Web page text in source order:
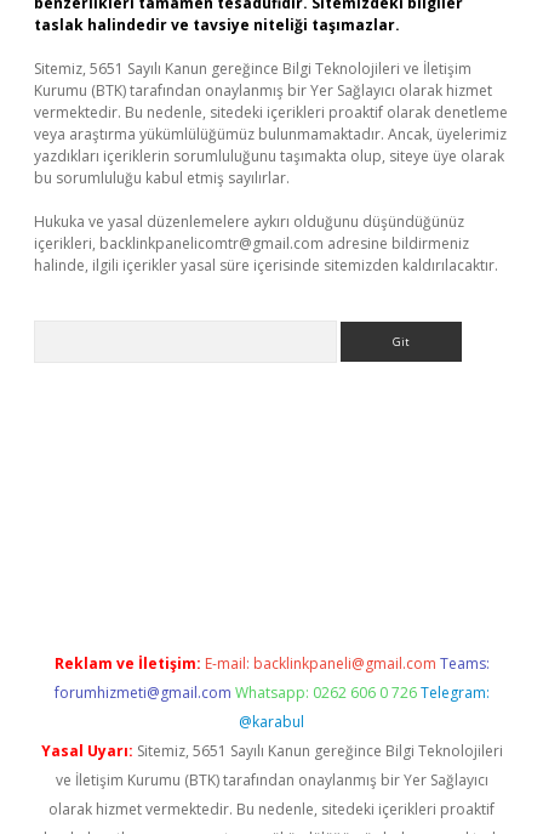
taslak halindedir ve tavsiye niteliği taşımazlar.
Sitemiz, 5651 Sayılı Kanun gereğince Bilgi Teknolojileri ve İletişim
Kurumu (BTK) tarafından onaylanmış bir Yer Sağlayıcı olarak hizmet
vermektedir. Bu nedenle, sitedeki içerikleri proaktif olarak denetleme
veya araştırma yükümlülüğümüz bulunmamaktadır. Ancak, üyelerimiz
yazdıkları içeriklerin sorumluluğunu taşımakta olup, siteye üye olarak
bu sorumluluğu kabul etmiş sayılırlar.
Hukuka ve yasal düzenlemelere aykırı olduğunu düşündüğünüz
içerikleri, backlinkpanelicomtr@gmail.com adresine bildirmeniz
halinde, ilgili içerikler yasal süre içerisinde sitemizden kaldırılacaktır.
Reklam ve İletişim: E-mail: backlinkpaneli@gmail.com Teams:
forumhizmeti@gmail.com Whatsapp: 0262 606 0 726 Telegram:
@karabul
Yasal Uyarı: Sitemiz, 5651 Sayılı Kanun gereğince Bilgi Teknolojileri
ve İletişim Kurumu (BTK) tarafından onaylanmış bir Yer Sağlayıcı
olarak hizmet vermektedir. Bu nedenle, sitedeki içerikleri proaktif